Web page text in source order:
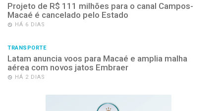
Projeto de R$ 111 milhões para o canal Campos-
Macaé é cancelado pelo Estado
HÁ 6 DIAS
TRANSPORTE
Latam anuncia voos para Macaé e amplia malha
aérea com novos jatos Embraer
HÁ 2 DIAS